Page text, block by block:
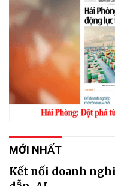
MỚI NHẤT
Kết nối doanh